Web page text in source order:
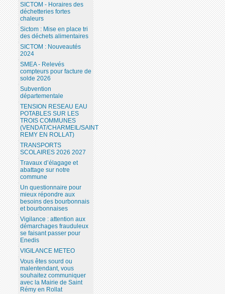
SICTOM - Horaires des
déchetteries fortes
chaleurs
Sictom : Mise en place tri
des déchets alimentaires
SICTOM : Nouveautés
2024
SMEA - Relevés
compteurs pour facture de
solde 2026
Subvention
départementale
TENSION RESEAU EAU
POTABLES SUR LES
TROIS COMMUNES
(VENDAT/CHARMEIL/SAINT
REMY EN ROLLAT)
TRANSPORTS
SCOLAIRES 2026 2027
Travaux d’élagage et
abattage sur notre
commune
Un questionnaire pour
mieux répondre aux
besoins des bourbonnais
et bourbonnaises
Vigilance : attention aux
démarchages frauduleux
se faisant passer pour
Enedis
VIGILANCE METEO
Vous êtes sourd ou
malentendant, vous
souhaitez communiquer
avec la Mairie de Saint
Rémy en Rollat